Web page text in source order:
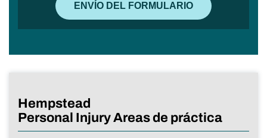
Hempstead
Personal Injury Areas de práctica